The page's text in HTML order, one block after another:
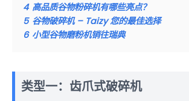
4 高品质谷物粉碎机有哪些亮点？
5 谷物破碎机 – Taizy 您的最佳选择
6 小型谷物磨粉机销往瑞典
类型一：齿爪式破碎机